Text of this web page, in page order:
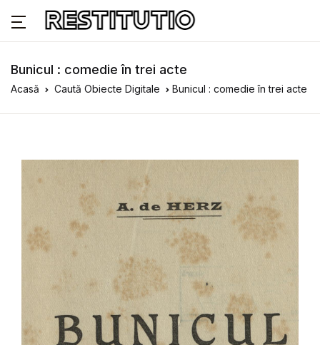
Bunicul : comedie în trei acte
Acasă Caută Obiecte Digitale Bunicul : comedie în trei acte